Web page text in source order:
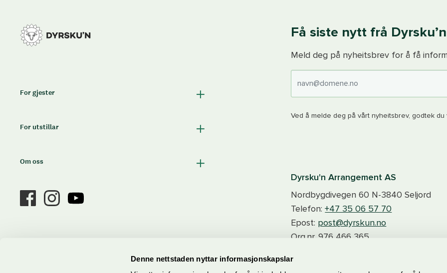
Denne nettstaden nyttar informasjonskapslar
For gjester
For utstillar
Om oss
Få siste nytt frå Dyrsku’n
Meld deg på nyheitsbrev for å få
Ved å melde deg på vårt nyheitsbrev, godtek du
Dyrsku'n Arrangement AS
Nordbygdivegen 60 N-3840Seljord
Telefon: +47 35 06 57 70
Epost: post@dyrskun.no
Org.nr. 976 466 365